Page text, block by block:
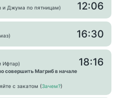
и Джума по пятницам) 12:06
16:30
Ифтар)
совершить Магриб в начале
с закатом (Зачем?)
18:16